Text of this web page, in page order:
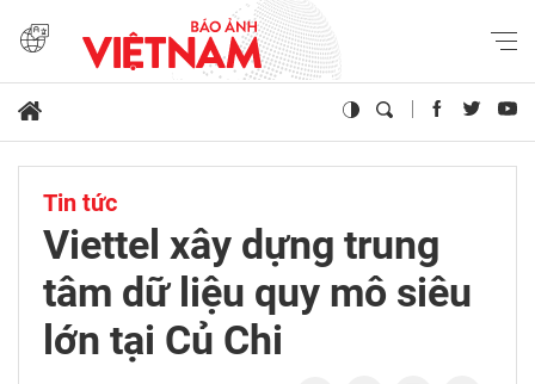
Tin tức
Viettel xây dựng trung
tâm dữ liệu quy mô siêu
lớn tại Củ Chi